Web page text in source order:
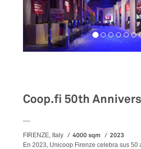
Coop.fi 50th
FIRENZE, Italy 4000 sqm 2023
En 2023, Unicoop Firenze celebra sus 50